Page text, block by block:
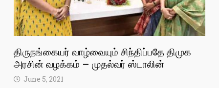
திருநங்கையர் வாழ்வையும் சிந்திப்பதே திமுக
அரசின் வழக்கம் – முதல்வர் ஸ்டாலின்
June 5, 2021